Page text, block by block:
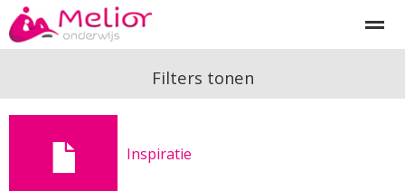
Onderwijsprojecten
Home Bellen
Filters tonen
Inspiratie